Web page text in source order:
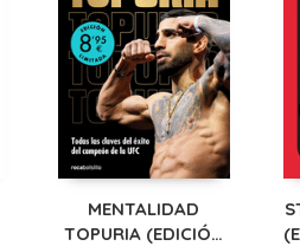
MENTALIDAD
TOPURIA (EDICIÓN